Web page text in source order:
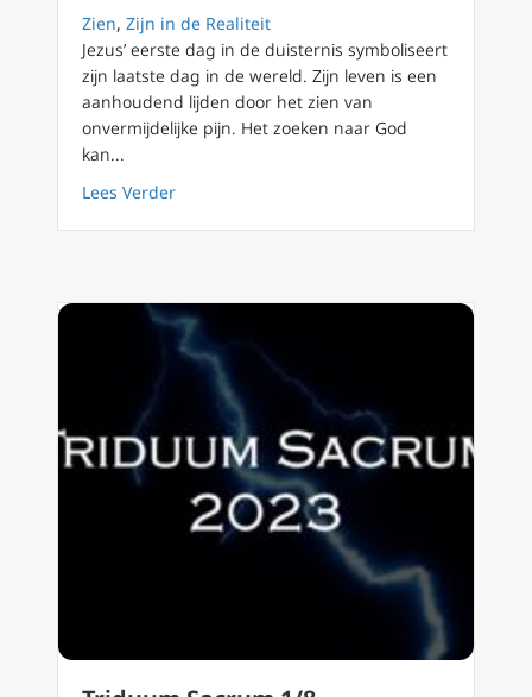
Zien, Zijn in de Realiteit
Jezus’ eerste dag in de duisternis symboliseert
zijn laatste dag in de wereld. Zijn leven is een
aanhoudend lijden door het zien van
onvermijdelijke pijn. Het zoeken naar God
kan...
Lees Verderabout Triduum Sacrum 2/8 Witte